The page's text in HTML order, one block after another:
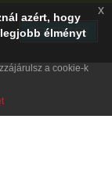
azért, hogy
élményt
a cookie-k
x
TELEPÍTÉS